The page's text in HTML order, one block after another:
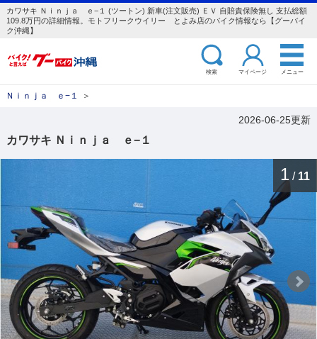
カワサキ Ｎｉｎｊａ ｅ−１ (ツートン) 新車(注文販売) ＥＶ 自賠責保険無し 支払総額
109.8万円の詳細情報。モトフリークウイリー とよみ店のバイク情報なら【グーバイ
ク沖縄】
検索 マイページ メニュー
Ｎｉｎｊａ ｅ−１ ＞
2026-06-25更新
カワサキ Ｎｉｎｊａ ｅ−１
1 / 11